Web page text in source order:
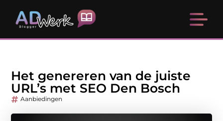
Het genereren van de juiste
URL’s met SEO Den Bosch
Aanbiedingen